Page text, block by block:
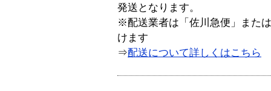
発送となります。
※配送業者は「佐川急便」また
けます
⇒配送について詳しくはこちら